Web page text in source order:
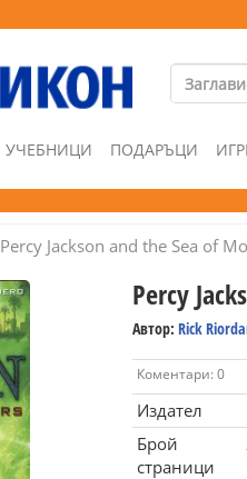
УЧЕБНИЦИ ПОДАРЪЦИ
Percy Jackson and the Sea of
Percy
Автор: Rick
Коментари: 0
Издател
Брой
страници